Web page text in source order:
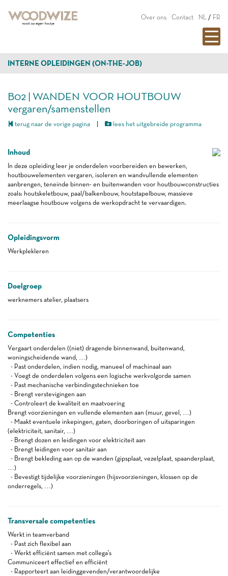
Over ons Contact NL / FR
INTERNE OPLEIDINGEN (ON-THE-JOB)
B02 | WANDEN VOOR HOUTBOUW
vergaren/samenstellen
terug naar de vorige pagina lees het uitgebreide programma
Inhoud
In deze opleiding leer je onderdelen voorbereiden en bewerken,
houtbouwelementen vergaren, isoleren en wandvullende elementen
aanbrengen, teneinde binnen- en buitenwanden voor houtbouwconstructies
zoals: houtskeletbouw, paal/balkenbouw, houtstapelbouw, massieve
meerlaagse houtbouw volgens de werkopdracht te vervaardigen.
Opleidingsvorm
Werkplekleren
Doelgroep
werknemers atelier, plaatsers
Competenties
Vergaart onderdelen ((niet) dragende binnenwand, buitenwand,
woningscheidende wand, …)
- Past onderdelen, indien nodig, manueel of machinaal aan
- Voegt de onderdelen volgens een logische werkvolgorde samen
- Past mechanische verbindingstechnieken toe
- Brengt verstevigingen aan
- Controleert de kwaliteit en maatvoering
Brengt voorzieningen en vullende elementen aan (muur, gevel, …)
- Maakt eventuele inkepingen, gaten, doorboringen of uitsparingen
(elektriciteit, sanitair, …)
- Brengt dozen en leidingen voor elektriciteit aan
- Brengt leidingen voor sanitair aan
- Brengt bekleding aan op de wanden (gipsplaat, vezelplaat, spaanderplaat,
…)
- Bevestigt tijdelijke voorzieningen (hijsvoorzieningen, klossen op de
onderregels, …)
Transversale competenties
Werkt in teamverband
- Past zich flexibel aan
- Werkt efficiënt samen met collega's
Communiceert effectief en efficiënt
- Rapporteert aan leidinggevenden/verantwoordelijke